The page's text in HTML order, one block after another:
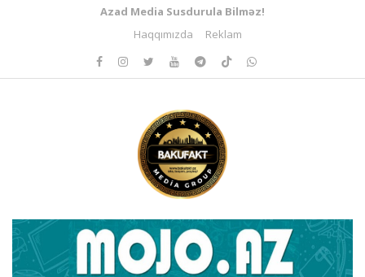
Azad Media Susdurula Bilməz!
Haqqımızda
Reklam